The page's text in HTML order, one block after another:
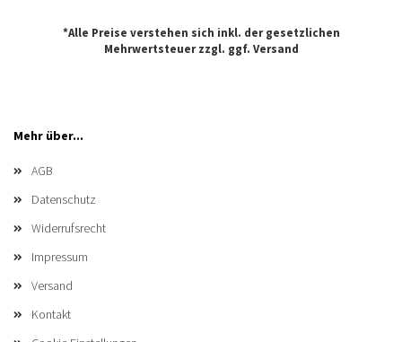
*Alle Preise verstehen sich inkl. der gesetzlichen
Mehrwertsteuer zzgl. ggf. Versand
Mehr über...
AGB
Datenschutz
Widerrufsrecht
Impressum
Versand
Kontakt